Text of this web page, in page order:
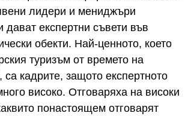
лидери и мениджъри
дават експертни съвети във
обекти. Най-ценното, което
туризъм от времето на
са кадрите, защото експертното
високо. Отговаряха на високи
понастоящем отговарят